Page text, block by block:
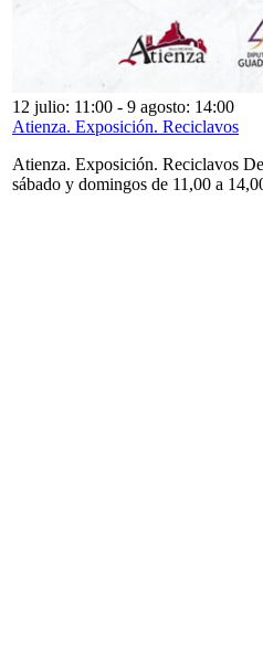
12 julio: 11:00 - 9 agosto: 14:00
Atienza. Exposición. Reciclavos
Atienza. Exposición. Reciclavos
sábado y domingos de 11,00 a